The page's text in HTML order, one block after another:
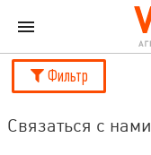
Фильтр
Связаться с нами